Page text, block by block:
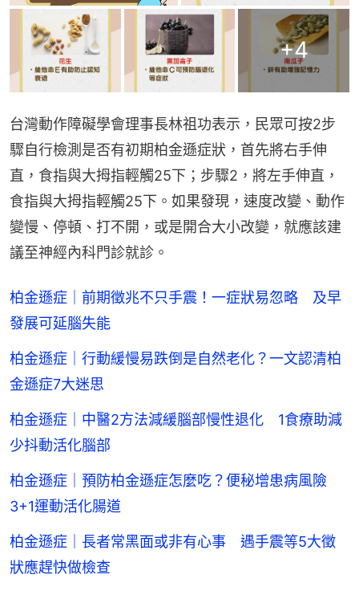
+4
台灣動作障礙學會理事長林祖功表示，民眾可按2步
驟自行檢測是否有初期柏金遜症狀，首先將右手伸
直，食指與大拇指輕觸25下；步驟2，將左手伸直，
食指與大拇指輕觸25下。如果發現，速度改變、動作
變慢、停頓、打不開，或是開合大小改變，就應該建
議至神經內科門診就診。
柏金遜症｜前期徵兆不只手震！一症狀易忽略 及早
發展可延腦失能
柏金遜症｜行動緩慢易跌倒是自然老化？一文認清柏
金遜症7大迷思
柏金遜症｜中醫2方法減緩腦部慢性退化 1食療助減
少抖動活化腦部
柏金遜症｜預防柏金遜症怎麼吃？便秘增患病風險
3+1運動活化腸道
柏金遜症｜長者常黑面或非有心事 遇手震等5大徵
狀應趕快做檢查